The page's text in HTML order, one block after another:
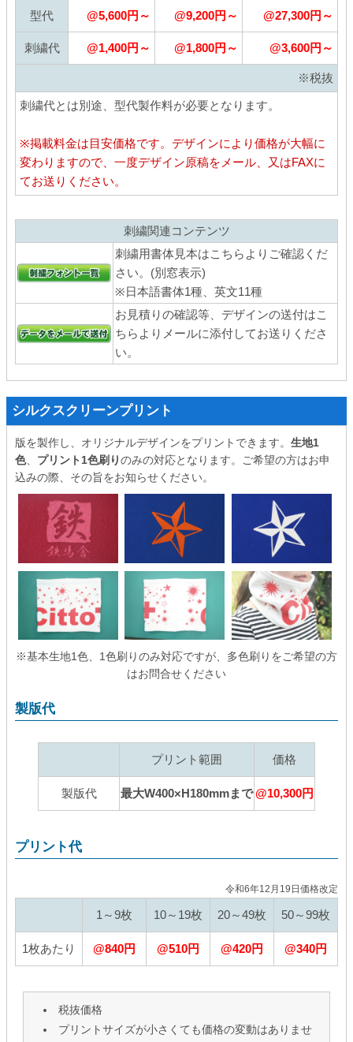
型代 @5,600円～ @9,200円～ @27,300円～
刺繍代 @1,400円～ @1,800円～ @3,600円～
※税抜
刺繍代とは別途、型代製作料が必要となります。
※掲載料金は目安価格です。デザインにより価格が大幅に
変わりますので、一度デザイン原稿をメール、又はFAXに
てお送りください。
刺繍関連コンテンツ
刺繍用書体見本はこちらよりご確認くだ
さい。(別窓表示)
※日本語書体1種、英文11種
お見積りの確認等、デザインの送付はこ
ちらよりメールに添付してお送りくださ
い。
シルクスクリーンプリント
版を製作し、オリジナルデザインをプリントできます。 生地1
色、 プリント1色刷りのみの対応となります。ご希望の方はお申
込みの際、その旨をお知らせください。
※基本生地1色、1色刷りのみ対応ですが、多色刷りをご希望の方
はお問合せください
製版代
プリント範囲 価格
製版代 最大W400×H180mmまで@10,300円
プリント代
令和6年12月19日価格改定
1～9枚 10～19枚 20～49枚 50～99枚
1枚あたり @840円 @510円 @420円 @340円
税抜価格
プリントサイズが小さくても価格の変動はありませ